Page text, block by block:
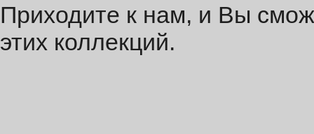
Приходите к нам, и Вы
этих коллекций.